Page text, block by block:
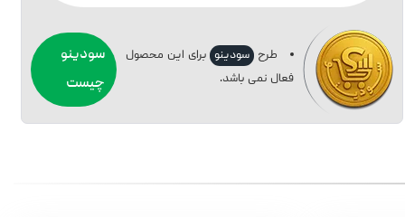
طرح سودینو برای این محصول
فعال نمی باشد.
سودینو
چیست